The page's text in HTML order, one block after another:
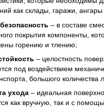
как склады, гаражи, ангары
– в составе
покрытия компоненты,
горению и тлению;
– целостность
под воздействием
большого количества
ухода – идеальная
как вручную, так и с